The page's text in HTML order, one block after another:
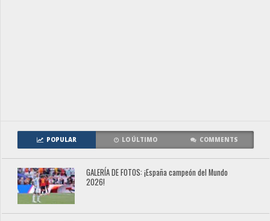
POPULAR LO ÚLTIMO COMMENTS
GALERÍA DE FOTOS: ¡España campeón del Mundo
2026!